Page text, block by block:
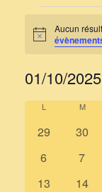
Notice
Aucun
01/10/2025
une
date.
de
L M
0
29
0
30
0
6
0
7
0
13
0
14